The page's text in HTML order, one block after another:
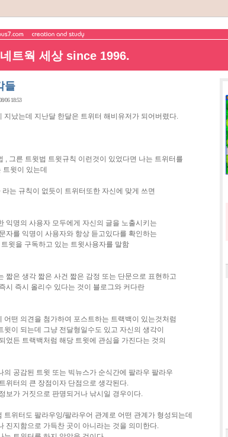
트웍 세상 since 1996.
들
06 18:53
지났는데 지난달 한달은 트위터 해비유저가 되어버렸다.
, 그른 트윗법 트윗규칙 이런것이 있었다면 나는 트위터를
윗이 있는데
는 규칙이 없듯이 트위터또한 자신에 맞게 쓰면
익명의 사용자 모두에게 자신의 글을 노출시키는
자를 익명이 사용자와 항상 듣고있다를 확인하는
윗을 구독하고 있는 트윗사용자를 말함
짧은 생각 짧은 사건 짧은 감정 또는 단문으로 표현하고
시 즉시 올리수 있다는 것이 블로그와 커다란
어떤 의견을 첨가하여 포스트하는 트랙백이 있는것처럼
윗이 되는데 그냥 전달형일수도 있고 자신의 생각이
었든 트랙백처럼 해당 트윗에 관심을 가진다는 것의
의 공감된 트윗 또는 빅뉴스가 순식간에 팔라우 팔라우
위터의 큰 장점이자 단점으로 생각된다.
보가 거짓으로 판명되거나 낚시일 경우이다.
트위터도 팔라우잉/팔라우어 관계로 어떤 관계가 형성되는데
진지함으로 가득찬 곳이 아니라는 것을 의미한다.